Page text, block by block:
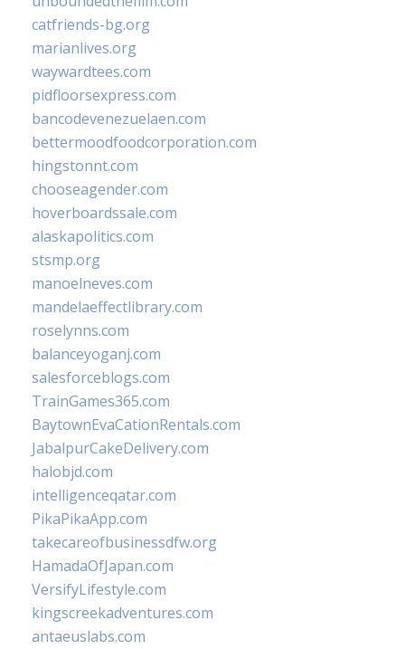
catfriends-bg.org
marianlives.org
waywardtees.com
pidfloorsexpress.com
bancodevenezuelaen.com
bettermoodfoodcorporation.com
hingstonnt.com
chooseagender.com
hoverboardssale.com
alaskapolitics.com
stsmp.org
manoelneves.com
mandelaeffectlibrary.com
roselynns.com
balanceyoganj.com
salesforceblogs.com
TrainGames365.com
BaytownEvaCationRentals.com
JabalpurCakeDelivery.com
halobjd.com
intelligenceqatar.com
PikaPikaApp.com
takecareofbusinessdfw.org
HamadaOfJapan.com
VersifyLifestyle.com
kingscreekadventures.com
antaeuslabs.com